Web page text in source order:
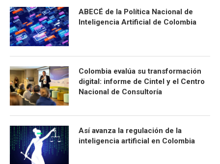
ABECÉ de la Política Nacional de
Inteligencia Artificial de Colombia
Colombia evalúa su transformación
digital: informe de Cintel y el Centro
Nacional de Consultoría
Así avanza la regulación de la
inteligencia artificial en Colombia